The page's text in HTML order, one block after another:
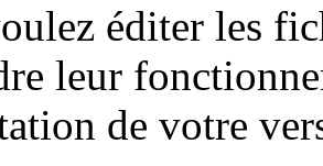
éditer les
leur
de votre